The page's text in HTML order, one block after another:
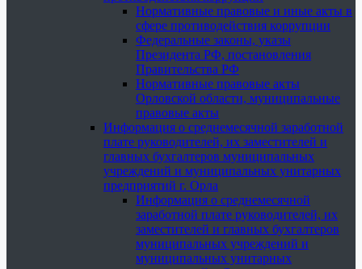
Нормативные правовые и иные акты в
сфере противодействия коррупции
Федеральные законы, указы
Президента РФ, постановления
Правительства РФ
Нормативные правовые акты
Орловской области, муниципальные
правовые акты
Информация о среднемесячной заработной
плате руководителей, их заместителей и
главных бухгалтеров муниципальных
учреждений и муниципальных унитарных
предприятий г. Орла
Информация о среднемесячной
заработной плате руководителей, их
заместителей и главных бухгалтеров
муниципальных учреждений и
муниципальных унитарных